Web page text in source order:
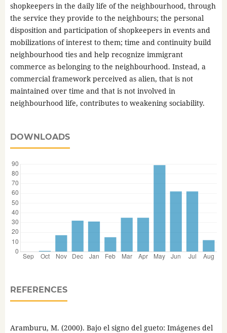
shopkeepers in the daily life of the neighbourhood, through
the service they provide to the neighbours; the personal
disposition and participation of shopkeepers in events and
mobilizations of interest to them; time and continuity build
neighbourhood ties and help recognize immigrant
commerce as belonging to the neighbourhood. Instead, a
commercial framework perceived as alien, that is not
maintained over time and that is not involved in
neighbourhood life, contributes to weakening sociability.
DOWNLOADS
REFERENCES
Aramburu, M. (2000). Bajo el signo del gueto: Imágenes del